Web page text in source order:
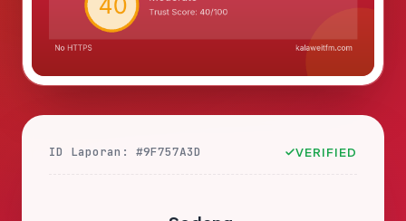
ID Laporan: #9F757A3D VERIFIED